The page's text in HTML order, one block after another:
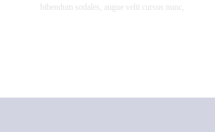
bibendum sodales, augue velit cursus nunc,